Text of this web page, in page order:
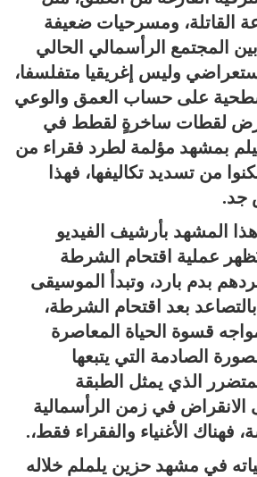
القاتلة، ومسرحيات ضعيفة
المجتمع الرأسمالي الحالي
وليس إغريقيا متفلسفا،
على حساب العمق والوعي
لقطات ساخرةٍ لقطط في
بمشهد مؤلمة لطرد فقراء من
من تسديد تكاليفها، فهذا
جد.
المشهد بأرشيف الفيديو
عملية اقتحام الشرطة
بدم بارد، وتبدأ الموسيقى
بالتصاعد بعد اقتحام الشرطة،
قسوة الحياة المعاصرة
الصادمة التي يتبعها
الذي يمثل الطبقة
الانقراض في زمن الرأسمالية
فهناك الأغنياء والفقراء فقط،.
في مشهد حزين يلملم خلاله